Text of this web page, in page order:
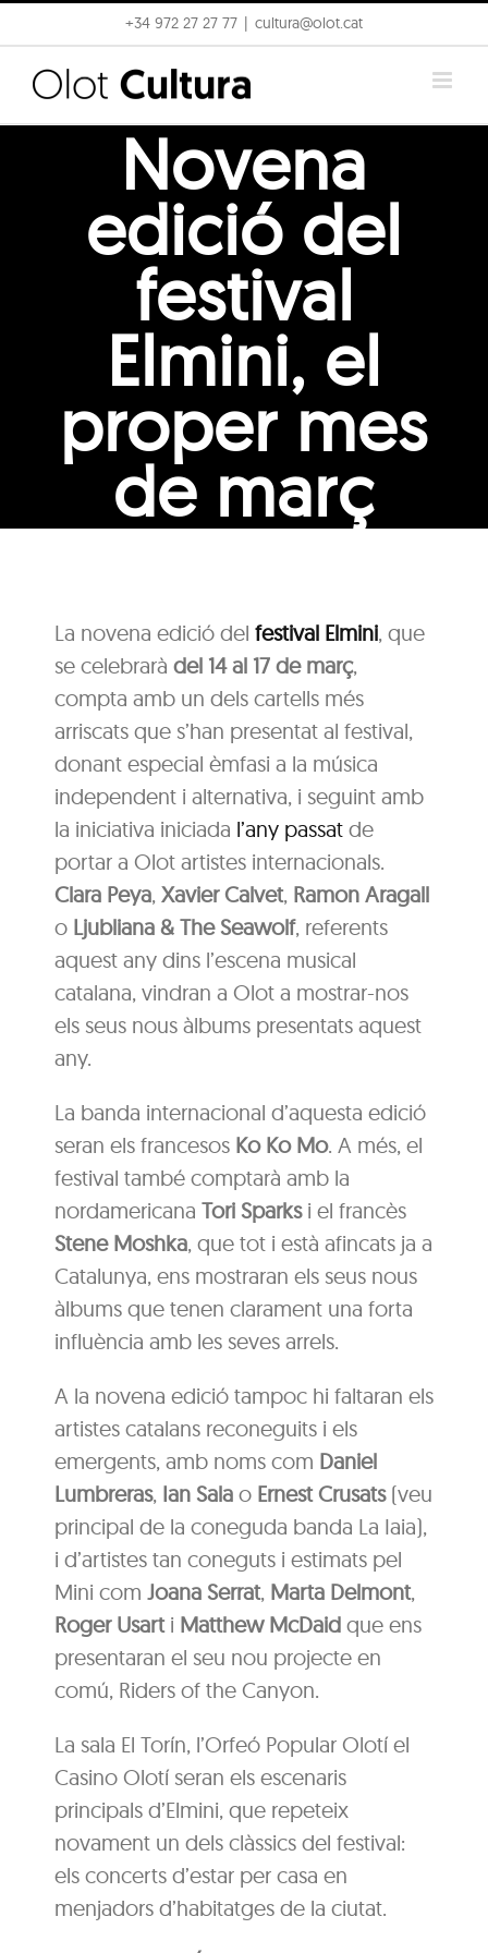
to
content
+34 972 27 27 77 cultura@olot.cat
Novena
edició del
festival
Elmini, el
proper mes
de març
La novena edició del festival Elmini, que
se celebrarà del 14 al 17 de març,
compta amb un dels cartells més
arriscats que s’han presentat al festival,
donant especial èmfasi a la música
independent i alternativa, i seguint amb
la iniciativa iniciada l’any passat de
portar a Olot artistes internacionals.
Clara Peya, Xavier Calvet, Ramon Aragall
o Ljubliana & The Seawolf, referents
aquest any dins l’escena musical
catalana, vindran a Olot a mostrar-nos
els seus nous àlbums presentats aquest
any.
La banda internacional d’aquesta edició
seran els francesos Ko Ko Mo. A més, el
festival també comptarà amb la
nordamericana Tori Sparksi el francès
Stene Moshka, que tot i està afincats ja a
Catalunya, ens mostraran els seus nous
àlbums que tenen clarament una forta
influència amb les seves arrels.
A la novena edició tampoc hi faltaran els
artistes catalans reconeguits i els
emergents, amb noms com Daniel
Lumbreras, Ian Sala o Ernest Crusats(veu
principal de la coneguda banda La Iaia),
i d’artistes tan coneguts i estimats pel
Mini com Joana Serrat, Marta Delmont,
Roger Usarti Matthew McDaid que ens
presentaran el seu nou projecte en
comú, Riders of the Canyon.
La sala El Torín, l’Orfeó Popular Olotí el
Casino Olotí seran els escenaris
principals d’Elmini, que repeteix
novament un dels clàssics del festival:
els concerts d’estar per casa en
menjadors d’habitatges de la ciutat.